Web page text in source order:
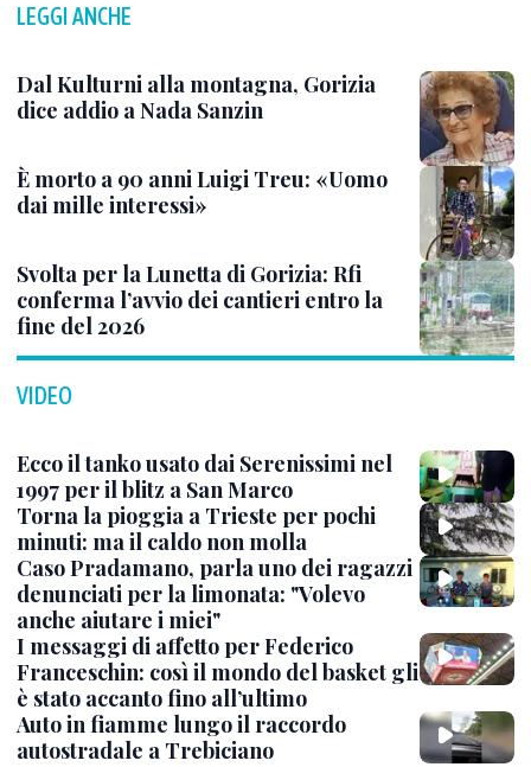
LEGGI ANCHE
Dal Kulturni alla montagna, Gorizia
dice addio a Nada Sanzin
È morto a 90 anni Luigi Treu: «Uomo
dai mille interessi»
Svolta per la Lunetta di Gorizia: Rfi
conferma l’avvio dei cantieri entro la
fine del 2026
VIDEO
Ecco il tanko usato dai Serenissimi nel
1997 per il blitz a San Marco
Torna la pioggia a Trieste per pochi
minuti: ma il caldo non molla
Caso Pradamano, parla uno dei ragazzi
denunciati per la limonata: "Volevo
anche aiutare i miei"
I messaggi di affetto per Federico
Franceschin: così il mondo del basket gli
è stato accanto fino all’ultimo
Auto in fiamme lungo il raccordo
autostradale a Trebiciano